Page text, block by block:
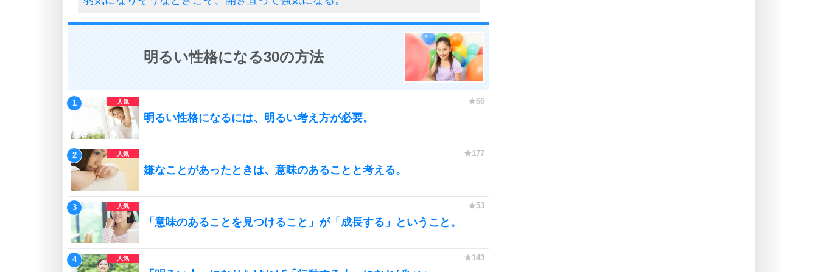
明るい性格になる30の方法
明るい性格になるには、明るい考え方が必要。
嫌なことがあったときは、意味のあることと考える。
「意味のあることを見つけること」が「成長する」ということ。